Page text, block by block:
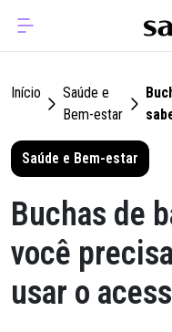
Início
Saúde e
Bem-estar
Saúde e Bem-estar
Buchas de
você
usar o